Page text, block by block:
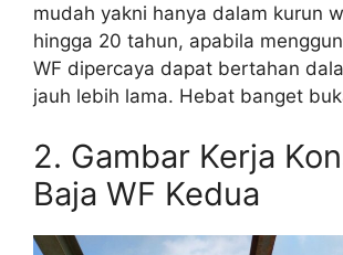
mudah yakni hanya dalam kurun
hingga 20 tahun, apabila
WF dipercaya dapat bertahan
jauh lebih lama. Hebat banget
2. Gambar Kerja
Baja WF Kedua